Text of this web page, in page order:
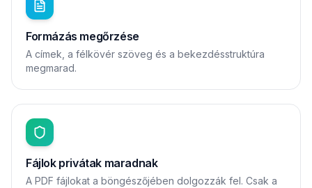
Formázás megőrzése
A címek, a félkövér szöveg és a bekezdésstruktúra
megmarad.
Fájlok privátak maradnak
A PDF fájlokat a böngészőjében dolgozzák fel. Csak a